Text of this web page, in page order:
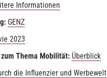
Informationen
GENZ
2023
Thema Mobilität: Überblick
die Influenzier und Werbewelt